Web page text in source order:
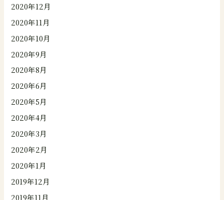
2020年12月
2020年11月
2020年10月
2020年9月
2020年8月
2020年6月
2020年5月
2020年4月
2020年3月
2020年2月
2020年1月
2019年12月
2019年11月